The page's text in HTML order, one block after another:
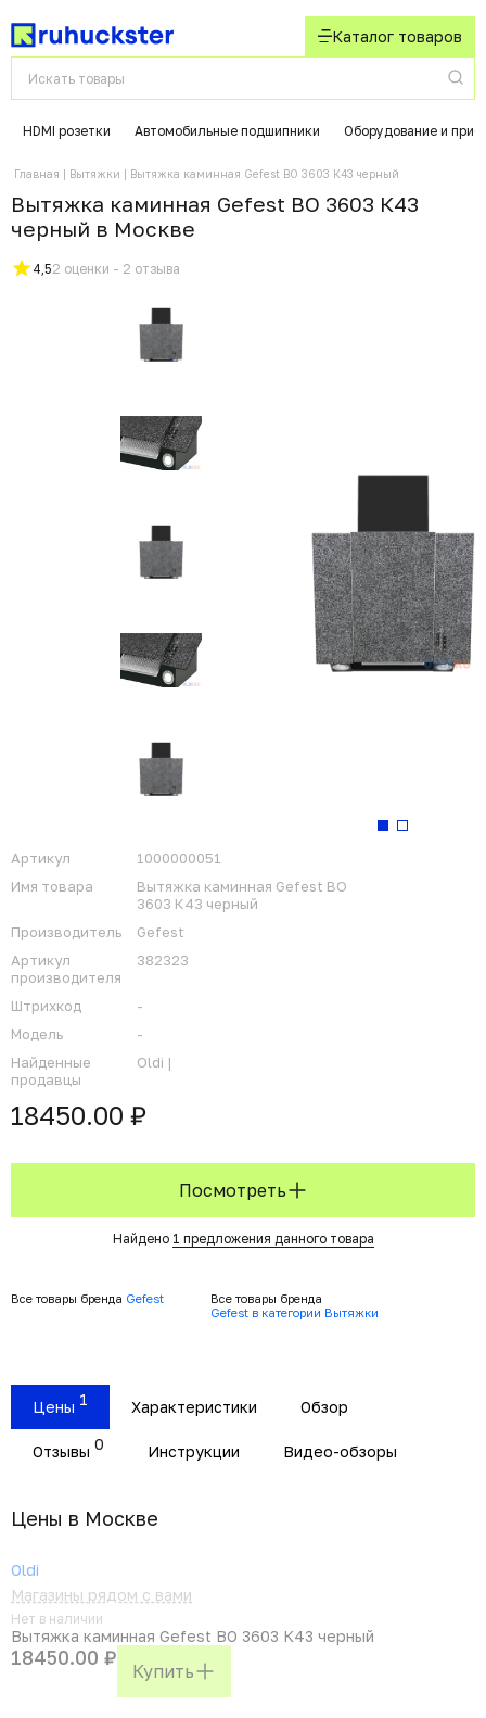
Каталог товаров
HDMI розетки Автомобильные подшипники Оборудование и
Главная Вытяжки Вытяжка каминная Gefest ВО 3603 К43 черный
Вытяжка каминная Gefest ВО 3603 К43
черный в Москвe
4,52 оценки - 2 отзыва
Артикул
1000000051
Имя товара
Вытяжка каминная Gefest ВО
3603 К43 черный
Производитель
Gefest
Артикул
производителя
382323
Штрихкод
-
Модель
-
Найденные
продавцы
Oldi |
18450.00 ₽
Посмотреть
Найдено 1 предложения данного товара
Все товары бренда Gefest
Все товары бренда
Gefest в категории Вытяжки
Цены 1 Характеристики Обзор
Отзывы 0 Инструкции Видео-обзоры
Цены в Москвe
Oldi
Магазины рядом с вами
Нет в наличии
Вытяжка каминная Gefest ВО 3603 К43 черный
18450.00 ₽
Купить